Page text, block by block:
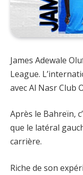
James Adewale
League.
avec Al Nasr Club
Après le Bahreïn,
que le latéral
carrière.
Riche de son